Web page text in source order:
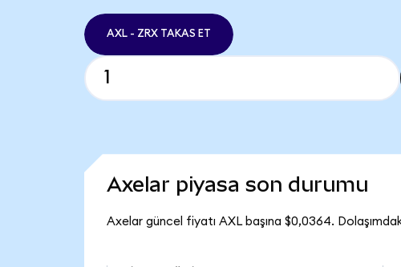
AXL - ZRX TAKAS ET
Axelar piyasa son durumu
Axelar güncel fiyatı AXL başına $0,0364.